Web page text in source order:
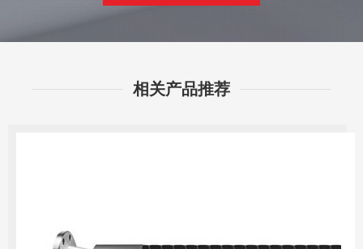
相关产品推荐